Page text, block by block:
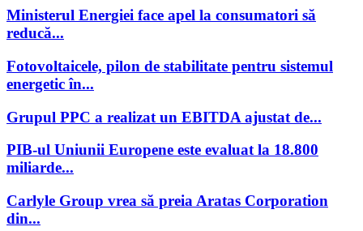
Ministerul Energiei face apel la consumatori să
reducă...
Fotovoltaicele, pilon de stabilitate pentru sistemul
energetic în...
Grupul PPC a realizat un EBITDA ajustat de...
PIB-ul Uniunii Europene este evaluat la 18.800
miliarde...
Carlyle Group vrea să preia Aratas Corporation
din...